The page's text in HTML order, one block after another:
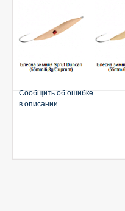
Сообщить об ошибке
в описании